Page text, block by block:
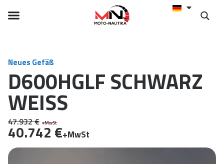
Neues Gefäß
D600HGLF SCHWARZ
WEISS
47.932 € +MwSt
40.742 €+MwSt